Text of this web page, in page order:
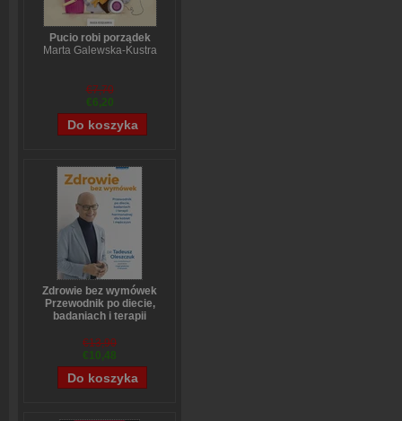
Pucio robi porządek
Marta Galewska-Kustra
€7,70
€6,20
Zdrowie bez wymówek
Przewodnik po diecie,
badaniach i terapii
mężczyzn
Tadeusz Oleszczuk
€13,90
€10,48